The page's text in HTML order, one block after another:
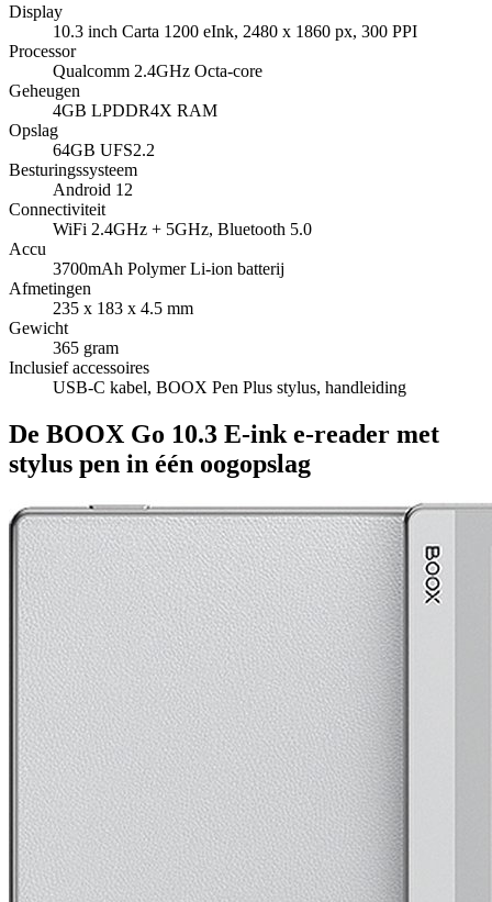
Display
10.3 inch Carta 1200 eInk, 2480 x 1860 px, 300 PPI
Processor
Qualcomm 2.4GHz Octa-core
Geheugen
4GB LPDDR4X RAM
Opslag
64GB UFS2.2
Besturingssysteem
Android 12
Connectiviteit
WiFi 2.4GHz + 5GHz, Bluetooth 5.0
Accu
3700mAh Polymer Li-ion batterij
Afmetingen
235 x 183 x 4.5 mm
Gewicht
365 gram
Inclusief accessoires
USB-C kabel, BOOX Pen Plus stylus, handleiding
De BOOX Go 10.3 E-ink e-reader met
stylus pen in één oogopslag